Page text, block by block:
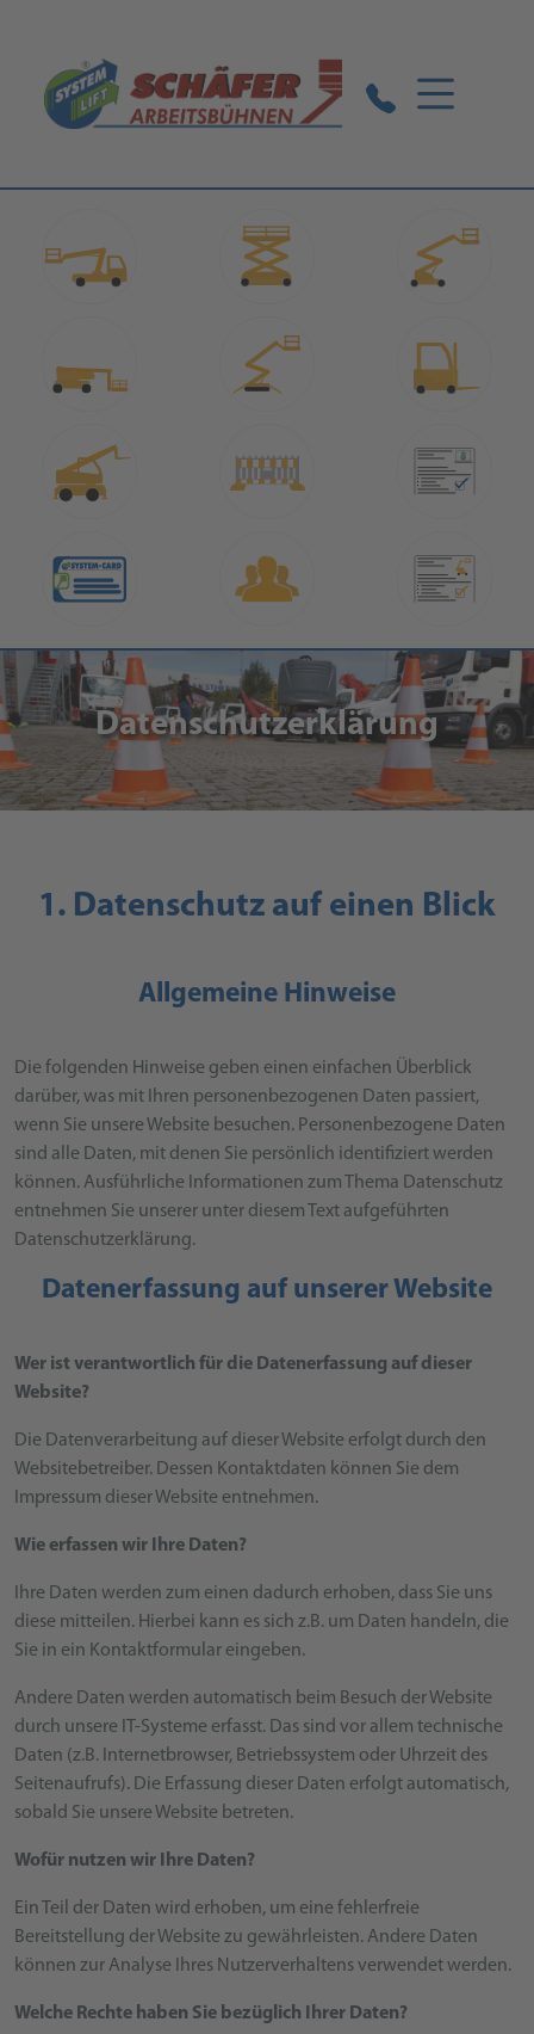
Markgröningen:07145 / 5242
Datenschutzerklärung
1. Datenschutz auf einen Blick
Allgemeine Hinweise
Die folgenden Hinweise geben einen einfachen Überblick
darüber, was mit Ihren personenbezogenen Daten passiert,
wenn Sie unsere Website besuchen. Personenbezogene Daten
sind alle Daten, mit denen Sie persönlich identifiziert werden
können. Ausführliche Informationen zum Thema Datenschutz
entnehmen Sie unserer unter diesem Text aufgeführten
Datenschutzerklärung.
Datenerfassung auf unserer Website
Wer ist verantwortlich für die Datenerfassung auf dieser
Website?
Die Datenverarbeitung auf dieser Website erfolgt durch den
Websitebetreiber. Dessen Kontaktdaten können Sie dem
Impressum dieser Website entnehmen.
Wie erfassen wir Ihre Daten?
Ihre Daten werden zum einen dadurch erhoben, dass Sie uns
diese mitteilen. Hierbei kann es sich z.B. um Daten handeln, die
Sie in ein Kontaktformular eingeben.
Andere Daten werden automatisch beim Besuch der Website
durch unsere IT-Systeme erfasst. Das sind vor allem technische
Daten (z.B. Internetbrowser, Betriebssystem oder Uhrzeit des
Seitenaufrufs). Die Erfassung dieser Daten erfolgt automatisch,
sobald Sie unsere Website betreten.
Wofür nutzen wir Ihre Daten?
Ein Teil der Daten wird erhoben, um eine fehlerfreie
Bereitstellung der Website zu gewährleisten. Andere Daten
können zur Analyse Ihres Nutzerverhaltens verwendet werden.
Welche Rechte haben Sie bezüglich Ihrer Daten?